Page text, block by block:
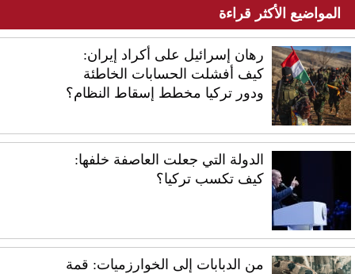
المواضيع الأكثر قراءة
رهان إسرائيل على أكراد إيران:
كيف أفشلت الحسابات الخاطئة
ودور تركيا مخطط إسقاط النظام؟
الدولة التي جعلت العاصفة خلفها:
كيف تكسب تركيا؟
من الدبابات إلى الخوارزميات: قمة